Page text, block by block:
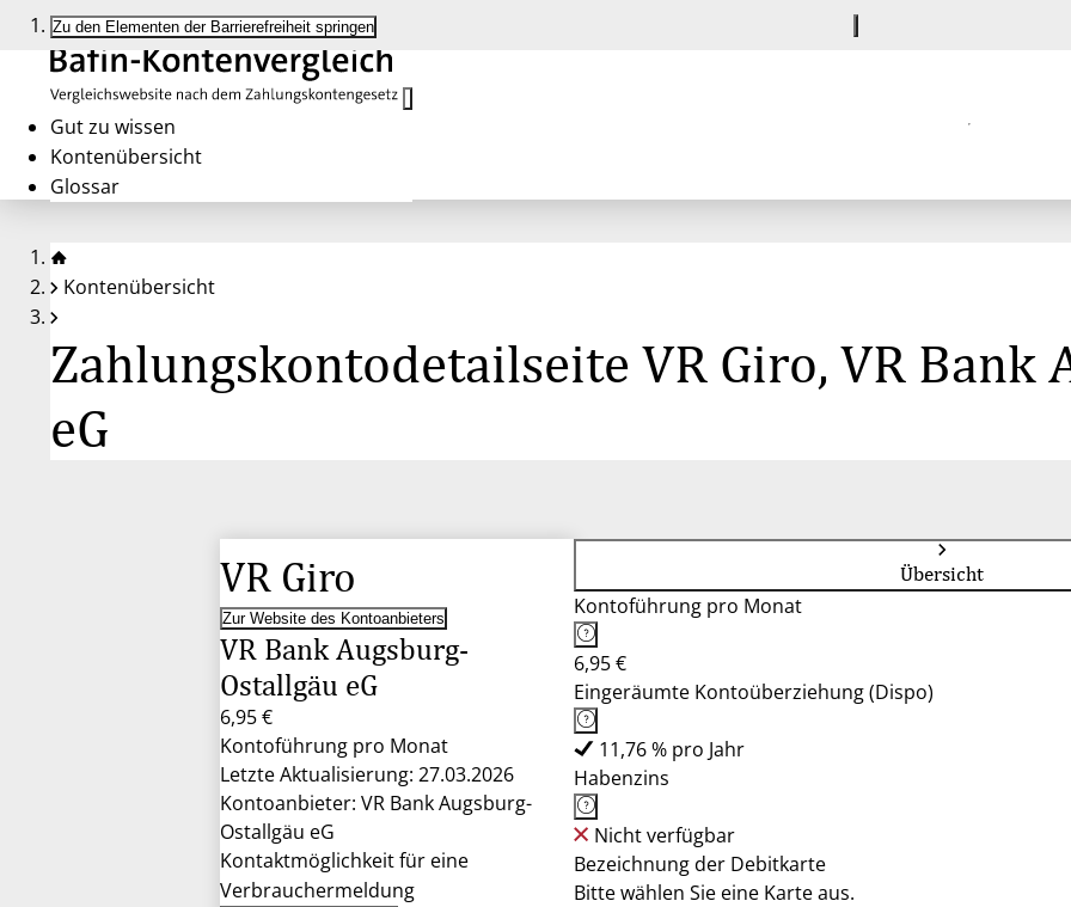
Zu den Elementen der Barrierefreiheit springen
Gut zu wissen
Kontenübersicht
Glossar
Kontenübersicht
Zahlungskontodetailseite VR Giro, VR Bank
eG
VR Giro
Zur Website des Kontoanbieters
VR Bank Augsburg-
Ostallgäu eG
6,95 €
Kontoführung pro Monat
Letzte Aktualisierung: 27.03.2026
Kontoanbieter: VR Bank Augsburg-
Ostallgäu eG
Kontaktmöglichkeit für eine
Verbrauchermeldung
Übersicht
Kontoführung pro Monat
6,95 €
Eingeräumte Kontoüberziehung (Dispo)
11,76 % pro Jahr
Habenzins
Nicht verfügbar
Bezeichnung der Debitkarte
Bitte wählen Sie eine Karte aus.